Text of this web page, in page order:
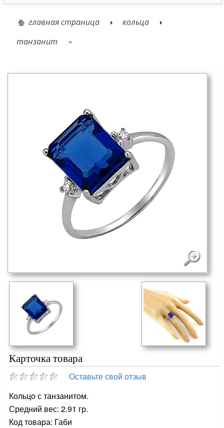
главная страница
кольца
танзанит
Карточка товара
Оставьте свой отзыв
Кольцо с танзанитом.
Средний вес: 2.91 гр.
Код товара: Габи